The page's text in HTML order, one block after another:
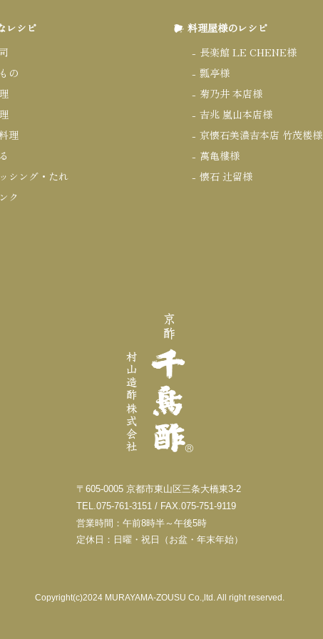
レシピ
の
理
シング・たれ
ク
料理屋様のレシピ
長楽館 LE CHENE様
瓢亭様
菊乃井 本店様
吉兆 嵐山本店様
京懐石美濃吉本店 竹茂楼様
萬亀樓様
懐石 辻留様
〒605-0005 京都市東山区三条大橋東3-2
TEL.075-761-3151 / FAX.075-751-9119
営業時間：午前8時半～午後5時
定休日：日曜・祝日（お盆・年末年始）
Copyright(c)2024 MURAYAMA-ZOUSU Co.,ltd. All right reserved.